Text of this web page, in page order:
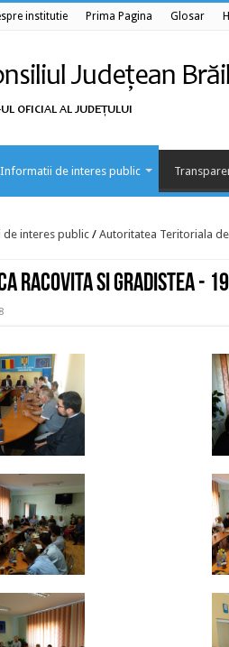
institutie Prima Pagina Glosar
Informatii de interes public
interes public / Autoritatea Teritoriala
Racovita si Gradistea -